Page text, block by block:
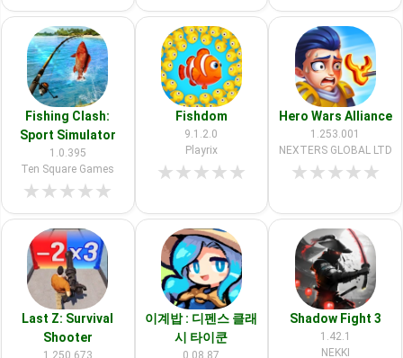
Fishing Clash:
Sport Simulator
1.0.395
Ten Square Games
★★★★★
Fishdom
9.1.2.0
Playrix
★★★★★
Hero Wars Alliance
1.253.001
NEXTERS GLOBAL LTD
★★★★★
Last Z: Survival
Shooter
1.250.673
이계밥 : 디펜스 클래
시 타이쿤
0.08.87
Shadow Fight 3
1.42.1
NEKKI